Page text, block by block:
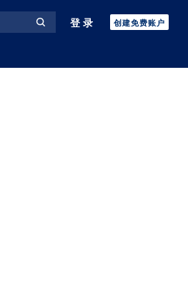
登录 创建免费账户